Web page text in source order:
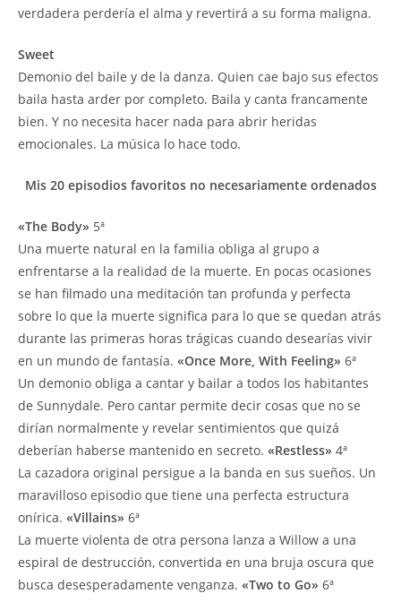
verdadera perdería el alma y revertirá a su forma maligna.
Sweet
Demonio del baile y de la danza. Quien cae bajo sus efectos
baila hasta arder por completo. Baila y canta francamente
bien. Y no necesita hacer nada para abrir heridas
emocionales. La música lo hace todo.
Mis 20 episodios favoritos no necesariamente ordenados
«The Body» 5ª
Una muerte natural en la familia obliga al grupo a
enfrentarse a la realidad de la muerte. En pocas ocasiones
se han filmado una meditación tan profunda y perfecta
sobre lo que la muerte significa para lo que se quedan atrás
durante las primeras horas trágicas cuando desearías vivir
en un mundo de fantasía. «Once More, With Feeling» 6ª
Un demonio obliga a cantar y bailar a todos los habitantes
de Sunnydale. Pero cantar permite decir cosas que no se
dirían normalmente y revelar sentimientos que quizá
deberían haberse mantenido en secreto. «Restless» 4ª
La cazadora original persigue a la banda en sus sueños. Un
maravilloso episodio que tiene una perfecta estructura
onírica. «Villains» 6ª
La muerte violenta de otra persona lanza a Willow a una
espiral de destrucción, convertida en una bruja oscura que
busca desesperadamente venganza. «Two to Go» 6ª